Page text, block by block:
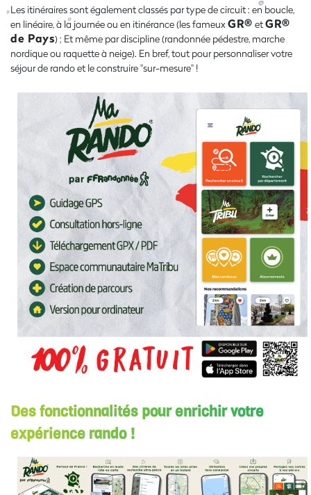
Les itinéraires sont également classés par type de circuit : en boucle,
en linéaire, à la journée ou en itinérance (les fameuxGR® etGR®
de Pays) ; Et même par discipline (randonnée pédestre, marche
nordique ou raquette à neige). En bref, tout pour personnaliser votre
séjour de rando et le construire "sur-mesure" !
Des fonctionnalités pour enrichir votre
expérience rando !